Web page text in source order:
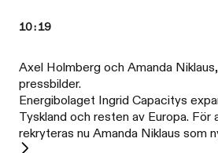
10:19
Axel Holmberg och Amanda
pressbilder.
Energibolaget Ingrid Capacitys
Tyskland och resten av Europa.
rekryteras nu Amanda Niklaus som